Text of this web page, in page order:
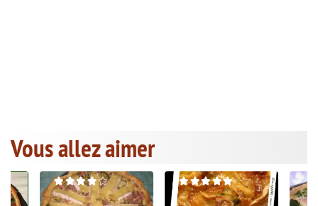
Vous allez aimer